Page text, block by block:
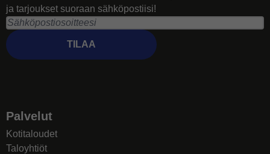
ja tarjoukset suoraan sähköpostiisi!
TILAA
Palvelut
Kotitaloudet
Taloyhtiöt